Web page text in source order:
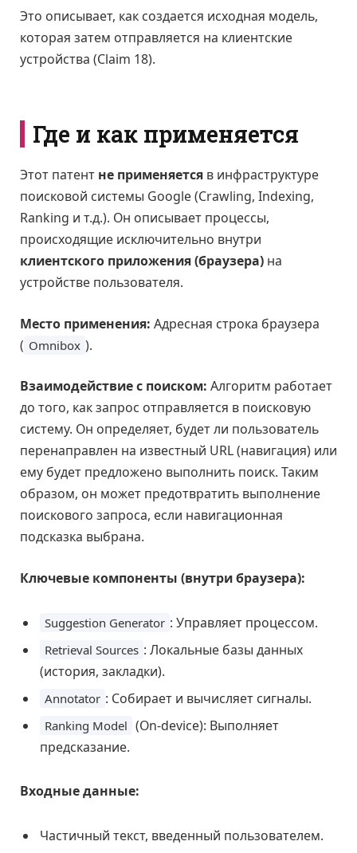
Это описывает, как создается исходная модель,
которая затем отправляется на клиентские
устройства (Claim 18).
Где и как применяется
Этот патент не применяется в инфраструктуре
поисковой системы Google (Crawling, Indexing,
Ranking и т.д.). Он описывает процессы,
происходящие исключительно внутри
клиентского приложения (браузера) на
устройстве пользователя.
Место применения: Адресная строка браузера
( Omnibox ).
Взаимодействие с поиском: Алгоритм работает
до того, как запрос отправляется в поисковую
систему. Он определяет, будет ли пользователь
перенаправлен на известный URL (навигация) или
ему будет предложено выполнить поиск. Таким
образом, он может предотвратить выполнение
поискового запроса, если навигационная
подсказка выбрана.
Ключевые компоненты (внутри браузера):
Suggestion Generator : Управляет процессом.
Retrieval Sources : Локальные базы данных
(история, закладки).
Annotator : Собирает и вычисляет сигналы.
Ranking Model (On-device): Выполняет
предсказание.
Входные данные:
Частичный текст, введенный пользователем.